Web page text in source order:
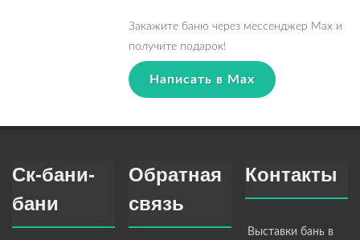
Закажите баню через мессенджер Max и
получите подарок!
Написать в Max
Ск-бани-
бани
Обратная
связь
Контакты
Выставки бань в